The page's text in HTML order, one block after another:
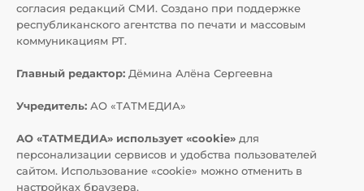
согласия редакций СМИ. Создано при поддержке
республиканского агентства по печати и массовым
коммуникациям РТ.
Главный редактор: Дёмина Алёна Сергеевна
Учредитель: АО «ТАТМЕДИА»
АО «ТАТМЕДИА» использует «cookie» для
персонализации сервисов и удобства пользователей
сайтом. Использование «cookie» можно отменить в
настройках браузера.